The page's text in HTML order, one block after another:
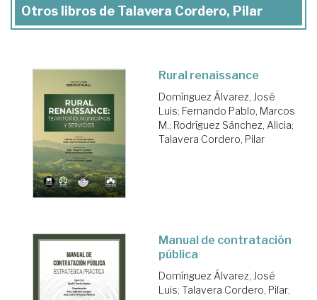
Otros libros de Talavera Cordero, Pilar
Rural renaissance
Domínguez Álvarez, José
Luis; Fernando Pablo, Marcos
M.; Rodríguez Sánchez, Alicia;
Talavera Cordero, Pilar
Manual de contratación
pública
Domínguez Álvarez, José
Luis; Talavera Cordero, Pilar;